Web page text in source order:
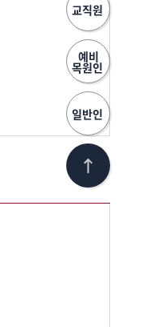
교직원
예비
목원인
일반인